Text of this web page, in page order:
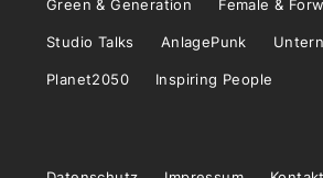
Green & Generation Female &
Studio Talks AnlagePunk
Planet2050 Inspiring People